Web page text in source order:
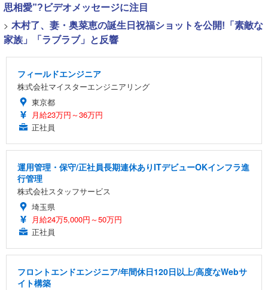
思相愛”?ビデオメッセージに注目
> 木村了、妻・奥菜恵の誕生日祝福ショットを公開!「素敵な
家族」「ラブラブ」と反響
フィールドエンジニア
株式会社マイスターエンジニアリング
東京都
月給23万円～36万円
正社員
運用管理・保守/正社員長期連休ありITデビューOKインフラ進
行管理
株式会社スタッフサービス
埼玉県
月給24万5,000円～50万円
正社員
フロントエンドエンジニア/年間休日120日以上/高度なWebサ
イト構築